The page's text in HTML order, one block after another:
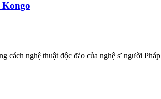
Kongo
cách nghệ thuật độc đáo của nghệ sĩ người